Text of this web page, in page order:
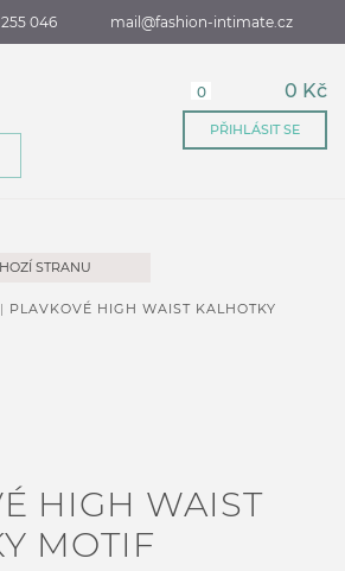
046 mail@fashion-intimate.cz
0 0 Kč
PŘIHLÁSIT SE
STRANU
PLAVKOVÉ HIGH WAIST KALHOTKY
HIGH WAIST
MOTIF